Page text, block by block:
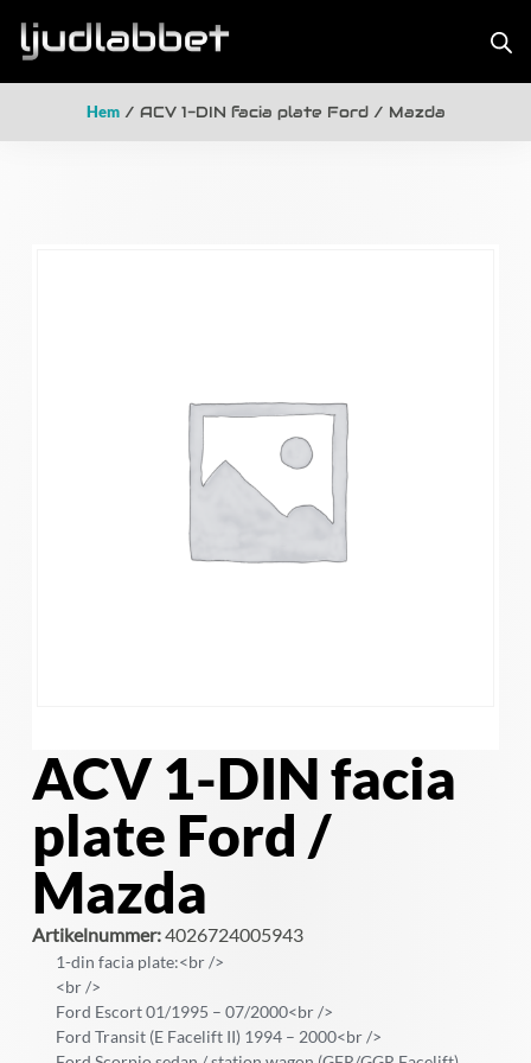
Hem/ ACV 1-DIN facia plate Ford / Mazda
ACV 1-DIN facia
plate Ford /
Mazda
Artikelnummer:4026724005943
1-din facia plate:<br />
<br />
Ford Escort 01/1995 – 07/2000<br />
Ford Transit (E Facelift II) 1994 – 2000<br />